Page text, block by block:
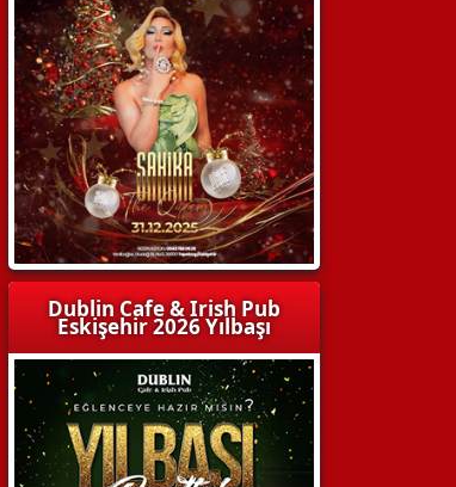
Dublin Cafe & Irish Pub
Eskişehir 2026 Yılbaşı